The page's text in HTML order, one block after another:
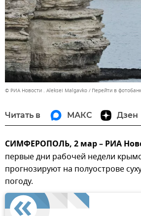
© РИА Новости . Aleksei Malgavko Перейти в фотобанк
Читать в МАКС Дзен
СИМФЕРОПОЛЬ, 2 мар – РИА
первые дни рабочей недели
прогнозируют на полуострове
погоду.